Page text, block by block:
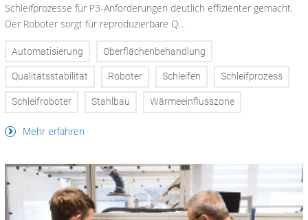
Schleifprozesse für P3-Anforderungen deutlich effizienter gemacht.
Der Roboter sorgt für reproduzierbare Q...
Automatisierung Oberflächenbehandlung
Qualitätsstabilität Roboter Schleifen Schleifprozess
Schleifroboter Stahlbau Wärmeeinflusszone
Mehr erfahren